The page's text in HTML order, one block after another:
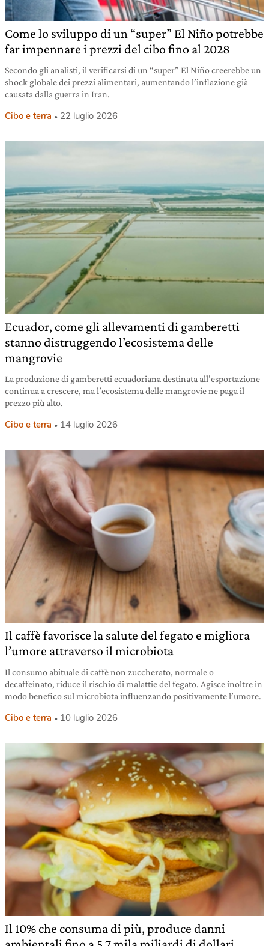
Come lo sviluppo di un “super” El Niño potrebbe
far impennare i prezzi del cibo fino al 2028
Secondo gli analisti, il verificarsi di un “super” El Niño creerebbe un
shock globale dei prezzi alimentari, aumentando l’inflazione già
causata dalla guerra in Iran.
Cibo e terra 22 luglio 2026
Ecuador, come gli allevamenti di gamberetti
stanno distruggendo l’ecosistema delle
mangrovie
La produzione di gamberetti ecuadoriana destinata all’esportazione
continua a crescere, ma l’ecosistema delle mangrovie ne paga il
prezzo più alto.
Cibo e terra 14 luglio 2026
Il caffè favorisce la salute del fegato e migliora
l’umore attraverso il microbiota
Il consumo abituale di caffè non zuccherato, normale o
decaffeinato, riduce il rischio di malattie del fegato. Agisce inoltre in
modo benefico sul microbiota influenzando positivamente l’umore.
Cibo e terra 10 luglio 2026
Il 10% che consuma di più, produce danni